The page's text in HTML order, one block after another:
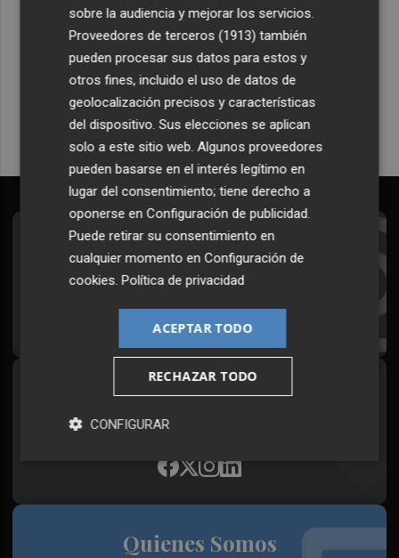
Recibe toda la actualidad de
Plaza Podcast en tu correo
Quiero suscribirme
Suscríbete al Boletín
Todos los días a primera hora en tu email
Síguenos en redes
Plaza Podcast, desde cualquier medio
Quienes Somos
sobre la audiencia y mejorar los servicios.
Proveedores de terceros (1913) también
pueden procesar sus datos para estos y
otros fines, incluido el uso de datos de
geolocalización precisos y características
del dispositivo. Sus elecciones se aplican
solo a este sitio web. Algunos proveedores
pueden basarse en el interés legítimo en
lugar del consentimiento; tiene derecho a
oponerse enConfiguración de publicidad.
Puede retirar su consentimiento en
cualquier momento enConfiguración de
cookies.Política de privacidad
ACEPTAR TODO
RECHAZAR TODO
CONFIGURAR